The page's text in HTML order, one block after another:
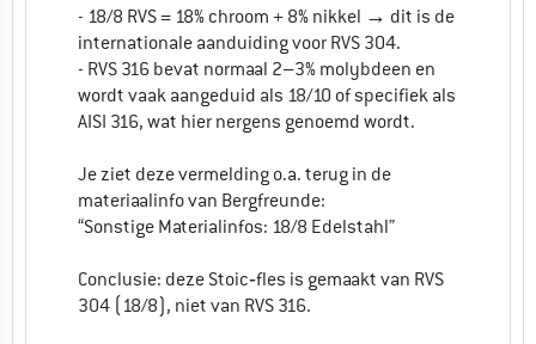
- 18/8 RVS = 18% chroom + 8% nikkel → dit is de
internationale aanduiding voor RVS 304.
- RVS 316 bevat normaal 2–3% molybdeen en
wordt vaak aangeduid als 18/10 of specifiek als
AISI 316, wat hier nergens genoemd wordt.
Je ziet deze vermelding o.a. terug in de
materiaalinfo van Bergfreunde:
“Sonstige Materialinfos: 18/8 Edelstahl”
Conclusie: deze Stoic‑fles is gemaakt van RVS
304 (18/8), niet van RVS 316.